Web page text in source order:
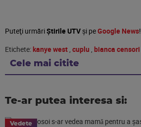
Puteţi urmăriȘtirile UTVşi peGoogle News!
Etichete:kanye west , cuplu , bianca censori
Cele mai citite
Te-ar putea interesa si:
Vedete